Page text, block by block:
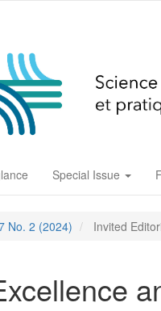
Special Issue
No. 2 (2024) Invited